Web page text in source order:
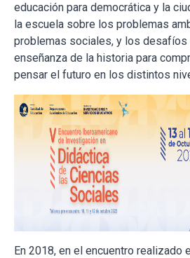
educación para democrática y la
la escuela sobre los problemas
problemas sociales, y los desafíos
enseñanza de la historia para
pensar el futuro en los distintos
En 2018, en el encuentro realizado